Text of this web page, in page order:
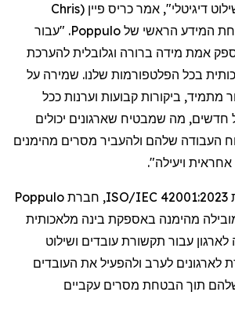
דיגיטלי", אמר כריס פיין (
Chris
המידע הראשי של Poppulo
. "עבור
אמת מידה ברורה וגלובלית להערכת
בכל הפלטפורמות שלנו. שמירה על
מתמיד, ביקורות קבועות וערנות ככל
חדשים, מה שמבטיח שארגונים יכולים
העבודה שלהם ולהעביר מסרים מהימנים
אחראית ויעילה".
חברת Poppulo
מהימנה באספקת בינה מלאכותית
לארגון עבור תקשורת עובדים ושילוט
לארגונים לערב ולהפעיל את העובדים
תוך הבטחת מסרים עקביים